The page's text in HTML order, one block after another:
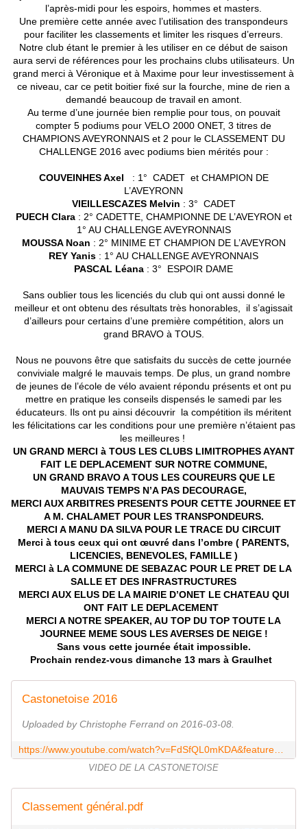
l’après-midi pour les espoirs, hommes et masters.
Une première cette année avec l’utilisation des transpondeurs
pour faciliter les classements et limiter les risques d’erreurs.
Notre club étant le premier à les utiliser en ce début de saison
aura servi de références pour les prochains clubs utilisateurs. Un
grand merci à Véronique et à Maxime pour leur investissement à
ce niveau, car ce petit boitier fixé sur la fourche, mine de rien a
demandé beaucoup de travail en amont.
Au terme d’une journée bien remplie pour tous, on pouvait
compter 5 podiums pour VELO 2000 ONET, 3 titres de
CHAMPIONS AVEYRONNAIS et 2 pour le CLASSEMENT DU
CHALLENGE 2016 avec podiums bien mérités pour :
COUVEINHES Axel : 1° CADET et CHAMPION DE
L’AVEYRONN
VIEILLESCAZES Melvin : 3° CADET
PUECH Clara: 2° CADETTE, CHAMPIONNE DE L’AVEYRON et
1° AU CHALLENGE AVEYRONNAIS
MOUSSA Noan : 2° MINIME ET CHAMPION DE L’AVEYRON
REY Yanis : 1° AU CHALLENGE AVEYRONNAIS
PASCAL Léana : 3° ESPOIR DAME
Sans oublier tous les licenciés du club qui ont aussi donné le
meilleur et ont obtenu des résultats très honorables, il s’agissait
d’ailleurs pour certains d’une première compétition, alors un
grand BRAVO à TOUS.
Nous ne pouvons être que satisfaits du succès de cette journée
conviviale malgré le mauvais temps. De plus, un grand nombre
de jeunes de l’école de vélo avaient répondu présents et ont pu
mettre en pratique les conseils dispensés le samedi par les
éducateurs. Ils ont pu ainsi découvrir la compétition ils méritent
les félicitations car les conditions pour une première n’étaient pas
les meilleures !
UN GRAND MERCI à TOUS LES CLUBS LIMITROPHES AYANT
FAIT LE DEPLACEMENT SUR NOTRE COMMUNE,
UN GRAND BRAVO A TOUS LES COUREURS QUE LE
MAUVAIS TEMPS N’A PAS DECOURAGE,
MERCI AUX ARBITRES PRESENTS POUR CETTE JOURNEE ET
A M. CHALAMET POUR LES TRANSPONDEURS.
MERCI A MANU DA SILVA POUR LE TRACE DU CIRCUIT
Merci à tous ceux qui ont œuvré dans l’ombre ( PARENTS,
LICENCIES, BENEVOLES, FAMILLE )
MERCI à LA COMMUNE DE SEBAZAC POUR LE PRET DE LA
SALLE ET DES INFRASTRUCTURES
MERCI AUX ELUS DE LA MAIRIE D’ONET LE CHATEAU QUI
ONT FAIT LE DEPLACEMENT
MERCI A NOTRE SPEAKER, AU TOP DU TOP TOUTE LA
JOURNEE MEME SOUS LES AVERSES DE NEIGE !
Sans vous cette journée était impossible.
Prochain rendez-vous dimanche 13 mars à Graulhet
Castonetoise 2016
Uploaded by Christophe Ferrand on 2016-03-08.
VIDEO DE LA CASTONETOISE
Classement général.pdf